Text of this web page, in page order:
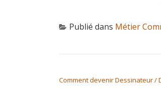
Publié dans Métier
Comment devenir Dessinateur /